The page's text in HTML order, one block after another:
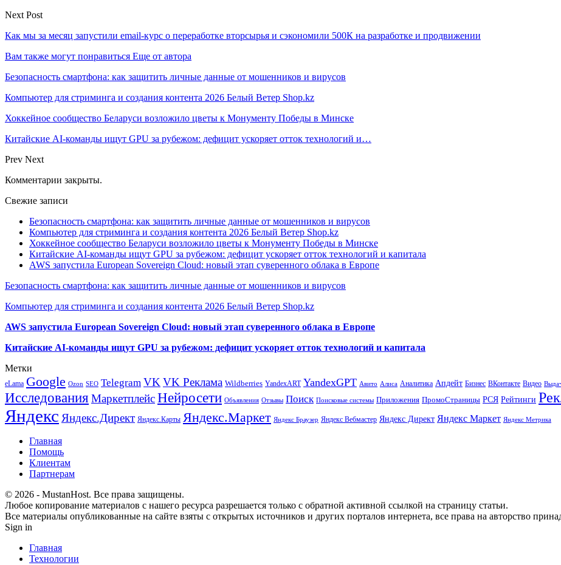
Next Post
Как мы за месяц запустили email-курс о переработке вторсырья и сэкономили 500К на разработке и продвижении
Вам также могут понравиться Еще от автора
Безопасность смартфона: как защитить личные данные от мошенников и вирусов
Компьютер для стриминга и создания контента 2026 Белый Ветер Shop.kz
Хоккейное сообщество Беларуси возложило цветы к Монументу Победы в Минске
Китайские AI-команды ищут GPU за рубежом: дефицит ускоряет отток технологий и…
Prev Next
Комментарии закрыты.
Свежие записи
Безопасность смартфона: как защитить личные данные от мошенников и вирусов
Компьютер для стриминга и создания контента 2026 Белый Ветер Shop.kz
Хоккейное сообщество Беларуси возложило цветы к Монументу Победы в Минске
Китайские AI-команды ищут GPU за рубежом: дефицит ускоряет отток технологий и капитала
AWS запустила European Sovereign Cloud: новый этап суверенного облака в Европе
Безопасность смартфона: как защитить личные данные от мошенников и вирусов
Компьютер для стриминга и создания контента 2026 Белый Ветер Shop.kz
AWS запустила European Sovereign Cloud: новый этап суверенного облака в Европе
Китайские AI-команды ищут GPU за рубежом: дефицит ускоряет отток технологий и капитала
Метки
eLama Google Ozon SEO Telegram VK VK Реклама Wildberries YandexART YandexGPT Авито Алиса Аналитика Апдейт Бизнес ВКонтакте Видео
Исследования МаркетплейсНейросети Объявления Отзывы Поиск Поисковые системы Приложения ПромоСтраницы РСЯ Рейтинги
Яндекс Яндекс.Директ Яндекс.Карты Яндекс.Маркет Яндекс Браузер Яндекс Вебмастер Яндекс Директ Яндекс Маркет Яндекс Метрика
Главная
Помощь
Клиентам
Партнерам
© 2026 - MustanHost. Все права защищены.
Любое копирование материалов с нашего ресурса разрешается только с обратной активной ссылкой на страницу статьи.
Все материалы опубликованные на сайте взяты с открытых источников и других порталов интернета, все права на авторство
Sign in
Главная
Технологии